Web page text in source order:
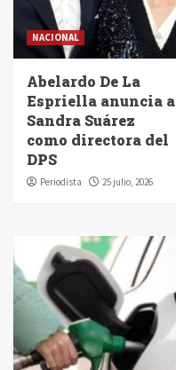
NACIONAL
Abelardo De La
Espriella anuncia a
Sandra Suárez
como directora del
DPS
Periodista 25 julio, 2026